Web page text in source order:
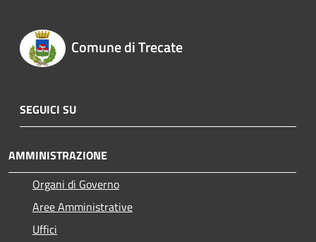
Comune di Trecate
SEGUICI SU
AMMINISTRAZIONE
Organi di Governo
Aree Amministrative
Uffici